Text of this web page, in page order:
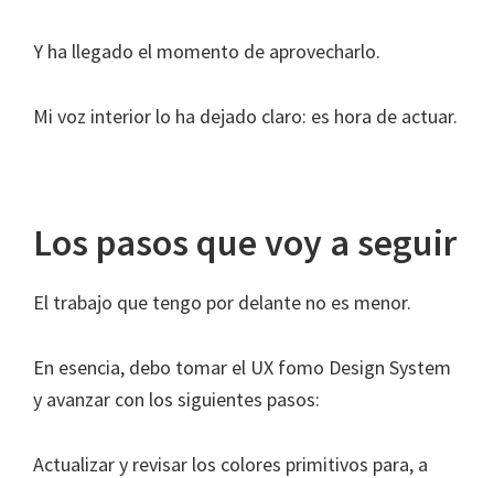
Y ha llegado el momento de aprovecharlo.
Mi voz interior lo ha dejado claro: es hora de actuar.
Los pasos que voy a seguir
El trabajo que tengo por delante no es menor.
En esencia, debo tomar el UX fomo Design System
y avanzar con los siguientes pasos:
Actualizar y revisar los colores primitivos para, a